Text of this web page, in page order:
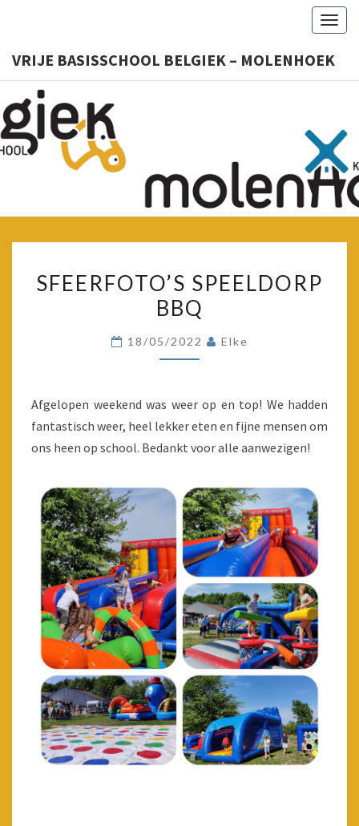
VRIJE BASISSCHOOL BELGIEK – MOLENHOEK
SPEELDORP
BBQ
SFEERFOTO’S SPEELDORP
BBQ
18/05/2022 Elke
Afgelopen weekend was weer op en top! We hadden
fantastisch weer, heel lekker eten en fijne mensen om
ons heen op school. Bedankt voor alle aanwezigen!